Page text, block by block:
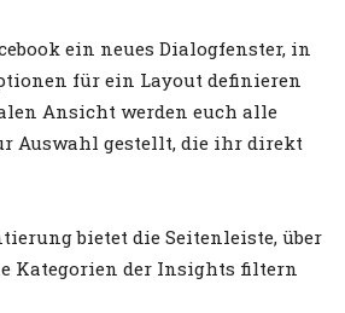
ein neues Dialogfenster, in
für ein Layout definieren
Ansicht werden euch alle
Auswahl gestellt, die ihr direkt
bietet die Seitenleiste, über
Kategorien der Insights filtern